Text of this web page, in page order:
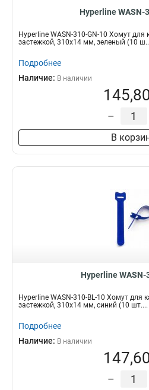
Hyperline WASN-
Hyperline WASN-310-GN-10 Хомут для
застежкой, 310x14 мм, зеленый (10
Подробнее
Наличие: В наличии
–
В
Hyperline WASN-
Hyperline WASN-310-BL-10 Хомут для
застежкой, 310x14 мм, синий (10 шт....
Подробнее
Наличие: В наличии
–